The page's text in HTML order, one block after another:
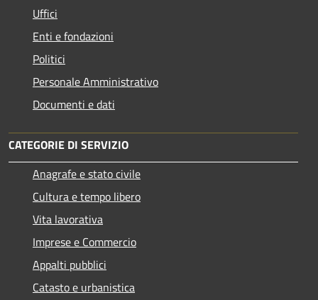
Uffici
Enti e fondazioni
Politici
Personale Amministrativo
Documenti e dati
CATEGORIE DI SERVIZIO
Anagrafe e stato civile
Cultura e tempo libero
Vita lavorativa
Imprese e Commercio
Appalti pubblici
Catasto e urbanistica